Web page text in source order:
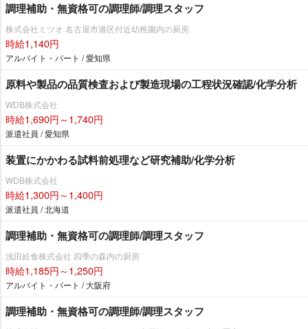
調理補助・無資格可の調理師/調理スタッフ
株式会社ミツオ 名古屋市港区付近幼稚園内の厨房
時給1,140円
アルバイト・パート / 愛知県
原料や製品の品質検査および製造現場の工程状況確認/化学分析
WDB株式会社
時給1,690円～1,740円
派遣社員 / 愛知県
装置にかかわる試料前処理など研究補助/化学分析
WDB株式会社
時給1,300円～1,400円
派遣社員 / 北海道
調理補助・無資格可の調理師/調理スタッフ
浅田給食株式会社 四季の森内の厨房
時給1,185円～1,250円
アルバイト・パート / 大阪府
調理補助・無資格可の調理師/調理スタッフ